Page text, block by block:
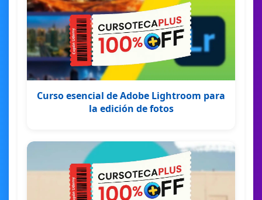
Curso esencial de Adobe Lightroom para
la edición de fotos